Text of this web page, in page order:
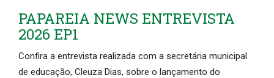
PAPAREIA NEWS ENTREVISTA
2026 EP1
Confira a entrevista realizada com a secretária municipal
de educação, Cleuza Dias, sobre o lançamento do